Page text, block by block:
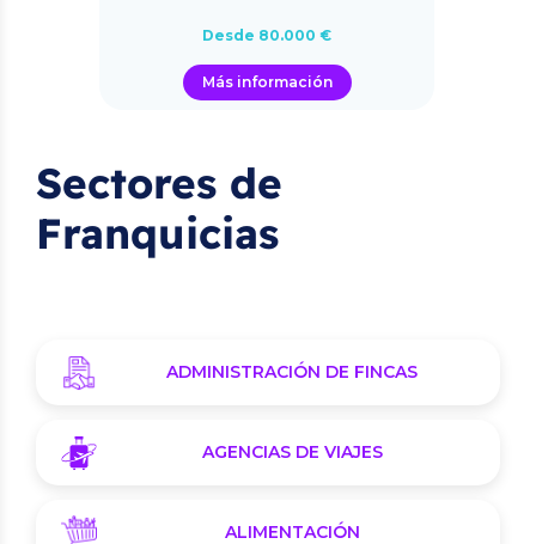
Desde 80.000 €
Más información
Sectores de
Franquicias
ADMINISTRACIÓN DE FINCAS
AGENCIAS DE VIAJES
ALIMENTACIÓN